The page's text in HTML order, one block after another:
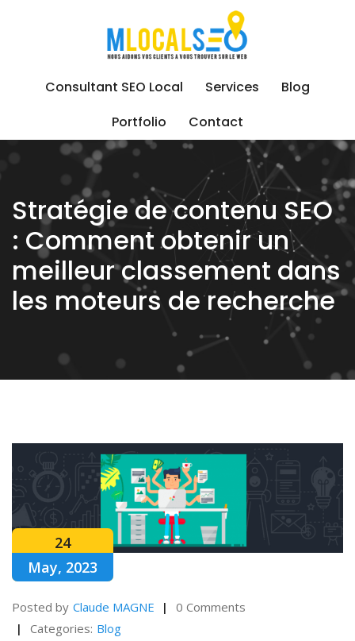
Consultant SEO Local Services
Blog
Portfolio
Contact
Stratégie de contenu SEO
: Comment obtenir un
meilleur classement dans
les moteurs de recherche
24
May, 2023
Posted by Claude MAGNE
0 Comments
Categories: Blog